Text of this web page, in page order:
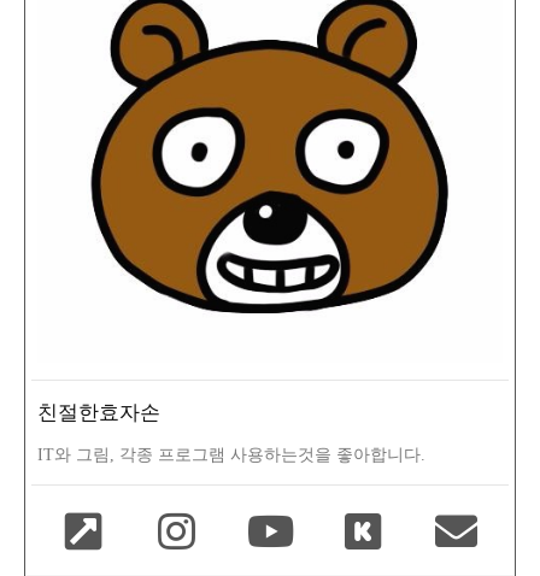
친절한효자손
IT와 그림, 각종 프로그램 사용하는것을 좋아합니다.